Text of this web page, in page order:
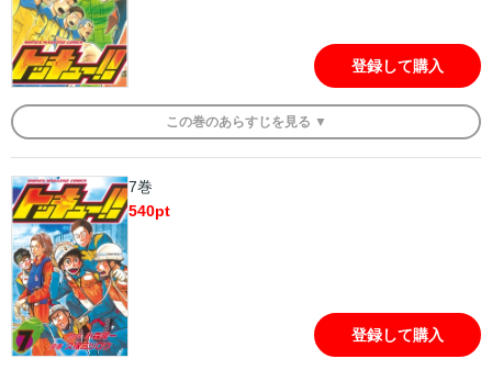
登録して購入
この巻のあらすじを 見る ▼
7巻
540pt
登録して購入